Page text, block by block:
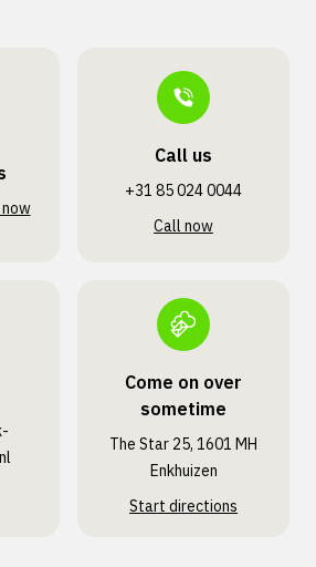
Call us
+31 85 024 0044
Call now
Come on over
sometime
The Star 25, 1601 MH
Enkhuizen
Start directions